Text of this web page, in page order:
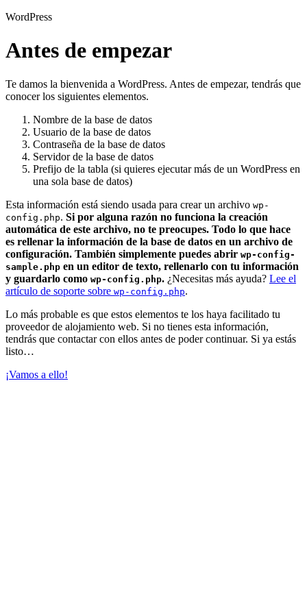
WordPress
Antes de empezar
Te damos la bienvenida a WordPress. Antes de empezar, tendrás que
conocer los siguientes elementos.
Nombre de la base de datos
Usuario de la base de datos
Contraseña de la base de datos
Servidor de la base de datos
Prefijo de la tabla (si quieres ejecutar más de un WordPress en
una sola base de datos)
Esta información está siendo usada para crear un archivo wp-
config.php. Si por alguna razón no funciona la creación
automática de este archivo, no te preocupes. Todo lo que hace
es rellenar la información de la base de datos en un archivo de
configuración. También simplemente puedes abrir wp-config-
sample.php en un editor de texto, rellenarlo con tu información
y guardarlo como wp-config.php. ¿Necesitas más ayuda? Lee el
artículo de soporte sobre wp-config.php.
Lo más probable es que estos elementos te los haya facilitado tu
proveedor de alojamiento web. Si no tienes esta información,
tendrás que contactar con ellos antes de poder continuar. Si ya estás
listo…
¡Vamos a ello!